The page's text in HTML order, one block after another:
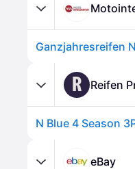
Ganzjahresreifen
R Reifen
N Blue 4 Season
eBay